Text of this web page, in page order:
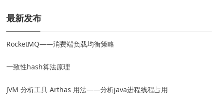
最新发布
RocketMQ——消费端负载均衡策略
一致性hash算法原理
JVM 分析工具 Arthas 用法——分析java进程线程占用